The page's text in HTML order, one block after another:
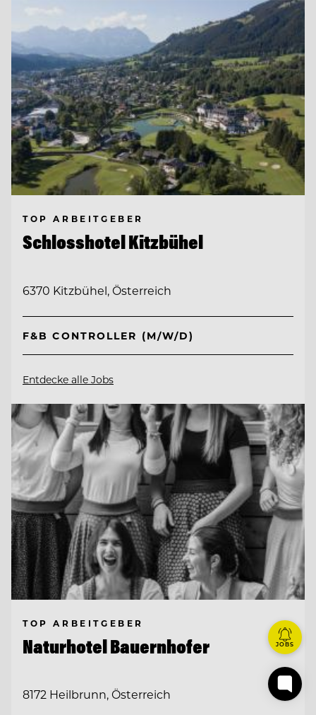
TOP ARBEITGEBER
Schlosshotel Kitzbühel
6370 Kitzbühel, Österreich
F&B CONTROLLER (M/W/D)
Entdecke alle Jobs
TOP ARBEITGEBER
Naturhotel Bauernhofer
8172 Heilbrunn, Österreich
JOBS